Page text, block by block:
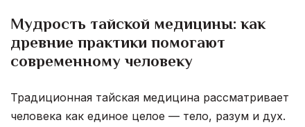
Мудрость тайской медицины: как
древние практики помогают
современному человеку
Традиционная тайская медицина рассматривает
человека как единое целое — тело, разум и дух.